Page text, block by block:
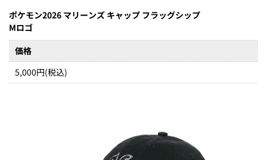
ポケモン2026 マリーンズ キャップ フラッグシップ
Mロゴ
価格
5,000円(税込)